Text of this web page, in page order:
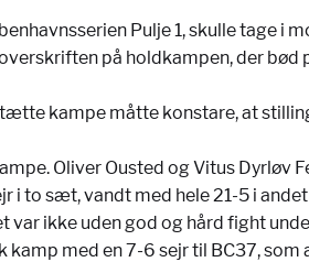
Pulje 1, skulle tage
på holdkampen, der
kampe måtte konstare, at
Oliver Ousted og Vitus
i to sæt, vandt med hele 21-5 i
ikke uden god og hård fight
med en 7-6 sejr til BC37, som